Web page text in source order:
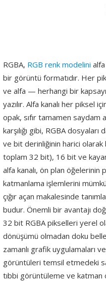
RGBA, RGB renk modelini
bir görüntü formatıdır. Her
ve alfa — herhangi bir
yazılır. Alfa kanalı her piksel
opak, sıfır tamamen saydam
karşılığı gibi, RGBA
ve bit derinliğinin harici
toplam 32 bit), 16 bit ve
alfa kanalı, ön plan öğelerinin
katmanlama işlemlerini
çığır açan makalesinde
budur. Önemli bir avantajı
32 bit RGBA pikselleri yerel
dönüşümü olmadan doku
zamanlı grafik uygulamaları
görüntüleri temsil etmedeki
tıbbi görüntüleme ve katman